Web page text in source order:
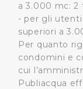
a 3.000 mc: 2
- per gli
superiori a
Per quanto
condomini e
cui
Publiacqua